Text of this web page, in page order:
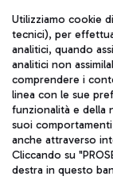
Utilizziamo cookie
tecnici), per
analitici, quando
analitici non
comprendere i
linea con le sue
funzionalità e della
suoi
anche attraverso
Cliccando su
destra in questo